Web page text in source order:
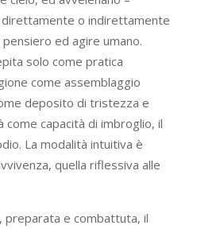
o indirettamente
ed agire umano.
solo come pratica
come assemblaggio
deposito di tristezza e
capacità di imbroglio, il
La modalità intuitiva è
quella riflessiva alle
preparata e combattuta, il